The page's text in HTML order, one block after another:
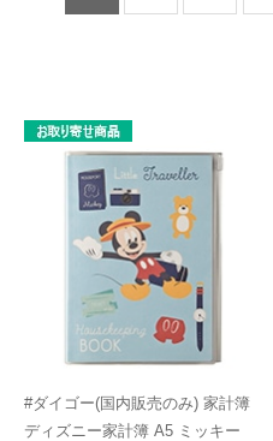
#ダイゴー(国内販売のみ) 家計簿
ディズニー家計簿 A5 ミッキー